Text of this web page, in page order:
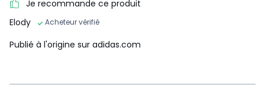
Je recommande ce produit
Elody
Acheteur vérifié
Publié à l'origine sur adidas.com